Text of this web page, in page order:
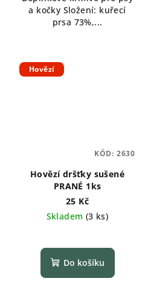
a kočky Složení: kuřecí
prsa 73%,...
Hovězí
Hovězí dršťky sušené
PRANÉ 1ks
25 Kč
Skladem (3 ks)
Do košíku
KÓD: 2630